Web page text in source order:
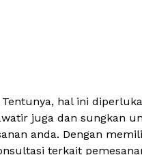
hal ini
juga dan sungkan
anda. Dengan
terkait